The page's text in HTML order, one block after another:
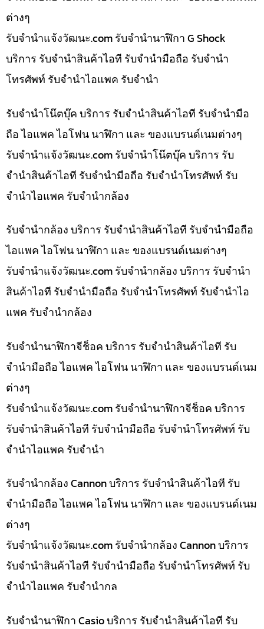
ต่างๆ
รับจํานําแจ้งวัฒนะ.com รับจำนำนาฬิกา G Shock
บริการ รับจำนำสินค้าไอที รับจำนำมือถือ รับจำนำ
โทรศัพท์ รับจำนำไอแพค รับจำนำ
รับจำนำโน๊ตบุ๊ค บริการ รับจำนำสินค้าไอที รับจำนำมือ
ถือ ไอแพค ไอโฟน นาฬิกา และ ของแบรนด์เนมต่างๆ
รับจํานําแจ้งวัฒนะ.com รับจำนำโน๊ตบุ๊ค บริการ รับ
จำนำสินค้าไอที รับจำนำมือถือ รับจำนำโทรศัพท์ รับ
จำนำไอแพค รับจำนำกล้อง
รับจำนำกล้อง บริการ รับจำนำสินค้าไอที รับจำนำมือถือ
ไอแพค ไอโฟน นาฬิกา และ ของแบรนด์เนมต่างๆ
รับจํานําแจ้งวัฒนะ.com รับจำนำกล้อง บริการ รับจำนำ
สินค้าไอที รับจำนำมือถือ รับจำนำโทรศัพท์ รับจำนำไอ
แพค รับจำนำกล้อง
รับจำนำนาฬิกาจีช็อค บริการ รับจำนำสินค้าไอที รับ
จำนำมือถือ ไอแพค ไอโฟน นาฬิกา และ ของแบรนด์เนม
ต่างๆ
รับจํานําแจ้งวัฒนะ.com รับจำนำนาฬิกาจีช็อค บริการ
รับจำนำสินค้าไอที รับจำนำมือถือ รับจำนำโทรศัพท์ รับ
จำนำไอแพค รับจำนำ
รับจำนำกล้อง Cannon บริการ รับจำนำสินค้าไอที รับ
จำนำมือถือ ไอแพค ไอโฟน นาฬิกา และ ของแบรนด์เนม
ต่างๆ
รับจํานําแจ้งวัฒนะ.com รับจำนำกล้อง Cannon บริการ
รับจำนำสินค้าไอที รับจำนำมือถือ รับจำนำโทรศัพท์ รับ
จำนำไอแพค รับจำนำกล
รับจำนำนาฬิกา Casio บริการ รับจำนำสินค้าไอที รับ